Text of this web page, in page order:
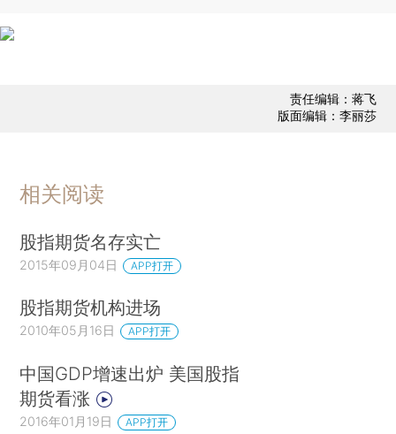
责任编辑：蒋飞
版面编辑：李丽莎
相关阅读
股指期货名存实亡
2015年09月04日 APP打开
股指期货机构进场
2010年05月16日 APP打开
中国GDP增速出炉 美国股指
期货看涨
2016年01月19日 APP打开